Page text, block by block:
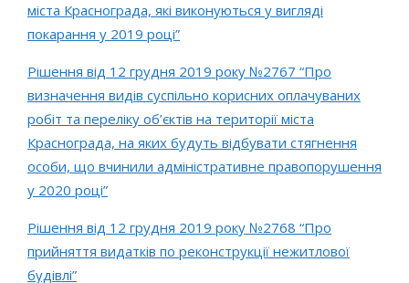
міста Краснограда, які виконуються у вигляді
покарання у 2019 році”
Рішення від 12 грудня 2019 року №2767 “Про
визначення видів суспільно корисних оплачуваних
робіт та переліку об’єктів на території міста
Краснограда, на яких будуть відбувати стягнення
особи, що вчинили адміністративне правопорушення
у 2020 році”
Рішення від 12 грудня 2019 року №2768 “Про
прийняття видатків по реконструкції нежитлової
будівлі”